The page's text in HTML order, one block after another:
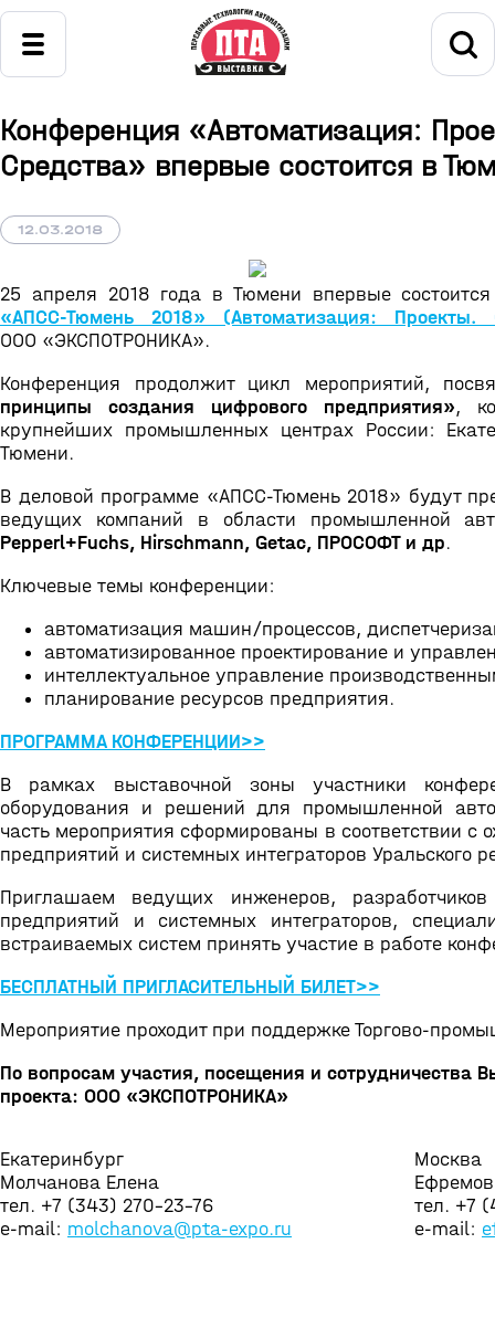
Конференция «Автоматизация:
Средства» впервые состоится в
12.03.2018
25 апреля 2018 года в Тюмени впервые
«АПСС-Тюмень 2018» (Автоматизация: Проекты.
ООО «ЭКСПОТРОНИКА».
Конференция продолжит цикл мероприятий,
принципы создания цифрового предприятия»,
крупнейших промышленных центрах России:
Тюмени.
В деловой программе «АПСС-Тюмень 2018» будут
ведущих компаний в области промышленной
Pepperl+Fuchs, Hirschmann, Getac, ПРОСОФТ и др.
Ключевые темы конференции:
автоматизация машин/процессов,
автоматизированное проектирование и
интеллектуальное управление
планирование ресурсов предприятия.
ПРОГРАММА КОНФЕРЕНЦИИ>>
В рамках выставочной зоны участники
оборудования и решений для промышленной
часть мероприятия сформированы в соответствии с
предприятий и системных интеграторов Уральского
Приглашаем ведущих инженеров,
предприятий и системных интеграторов,
встраиваемых систем принять участие в работе
БЕСПЛАТНЫЙ ПРИГЛАСИТЕЛЬНЫЙ БИЛЕТ>>
Мероприятие проходит при поддержке Торгово-
По вопросам участия, посещения и сотрудничества
проекта: ООО «ЭКСПОТРОНИКА»
Екатеринбург
Молчанова Елена
тел. +7 (343) 270-23-76
e-mail: molchanova@pta-expo.ru
Москва
тел. +7
e-mail: